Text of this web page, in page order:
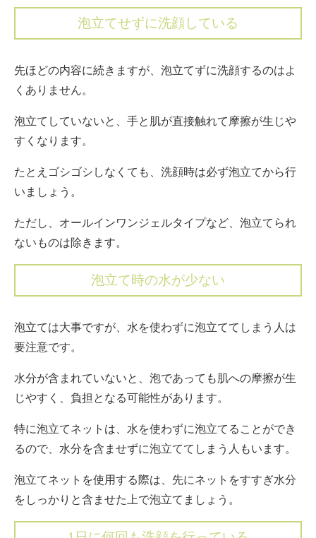
泡立てせずに洗顔している
先ほどの内容に続きますが、泡立てずに洗顔するのはよ
くありません。
泡立てしていないと、手と肌が直接触れて摩擦が生じや
すくなります。
たとえゴシゴシしなくても、洗顔時は必ず泡立てから行
いましょう。
ただし、オールインワンジェルタイプなど、泡立てられ
ないものは除きます。
泡立て時の水が少ない
泡立ては大事ですが、水を使わずに泡立ててしまう人は
要注意です。
水分が含まれていないと、泡であっても肌への摩擦が生
じやすく、負担となる可能性があります。
特に泡立てネットは、水を使わずに泡立てることができ
るので、水分を含ませずに泡立ててしまう人もいます。
泡立てネットを使用する際は、先にネットをすすぎ水分
をしっかりと含ませた上で泡立てましょう。